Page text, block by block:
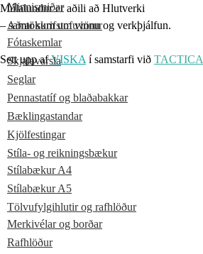
Minnismiðar
Aðrar skrifstofuvörur
Fótaskemlar
Skjalavarsla
Seglar
Pennastatíf og blaðabakkar
Bæklingastandar
Kjölfestingar
Stíla- og reikningsbækur
Stílabækur A4
Stílabækur A5
Tölvufylgihlutir og rafhlöður
Merkivélar og borðar
Rafhlöður
Múlalundur er aðili að Hlutverki
– samtökum um vinnu og verkþjálfun.
Sett upp afVISKA í samstarfi við TACTICA